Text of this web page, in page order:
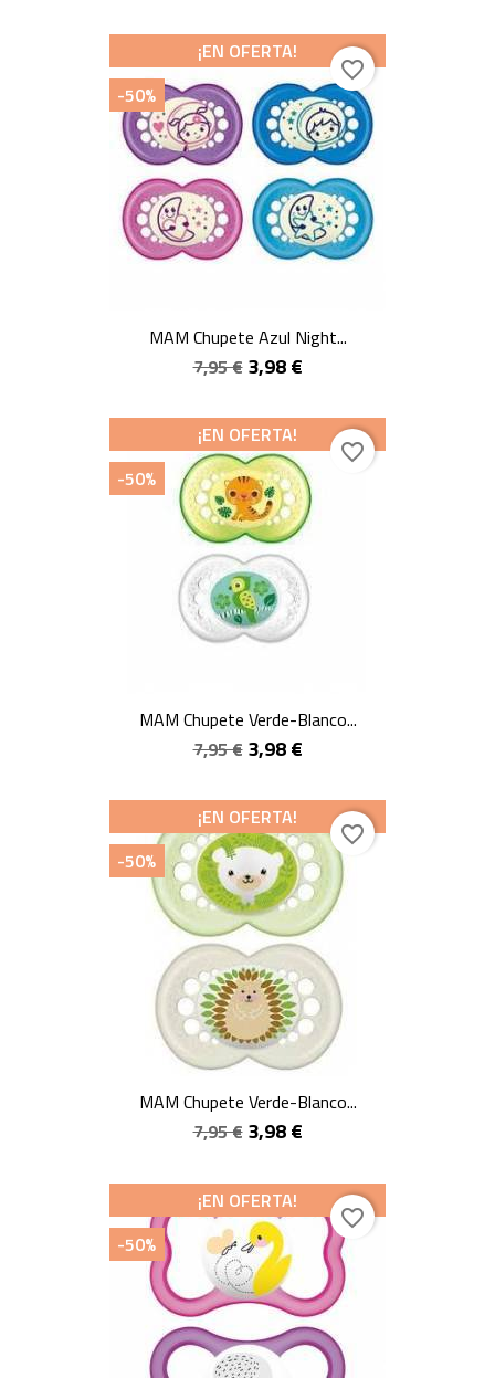
MAM Chupete Azul Night...
7,95 € 3,98 €
¡EN OFERTA!
-50%
favorite_border
MAM Chupete Verde-Blanco...
7,95 € 3,98 €
¡EN OFERTA!
-50%
favorite_border
MAM Chupete Verde-Blanco...
7,95 € 3,98 €
¡EN OFERTA!
-50%
favorite_border
¡EN OFERTA!
-50%
favorite_border